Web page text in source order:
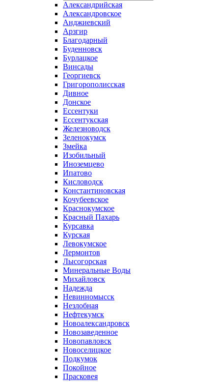
Александрийская
Александровское
Анджиевский
Арзгир
Благодарный
Буденновск
Бурлацкое
Винсады
Георгиевск
Григорополисская
Дивное
Донское
Ессентуки
Ессентукская
Железноводск
Зеленокумск
Змейка
Изобильный
Иноземцево
Ипатово
Кисловодск
Константиновская
Кочубеевское
Краснокумское
Красный Пахарь
Курсавка
Курская
Левокумское
Лермонтов
Лысогорская
Минеральные Воды
Михайловск
Надежда
Невинномысск
Незлобная
Нефтекумск
Новоалександровск
Новозаведенное
Новопавловск
Новоселицкое
Подкумок
Покойное
Прасковея